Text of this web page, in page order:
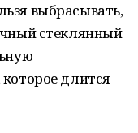
выбрасывать,
стеклянный
длится